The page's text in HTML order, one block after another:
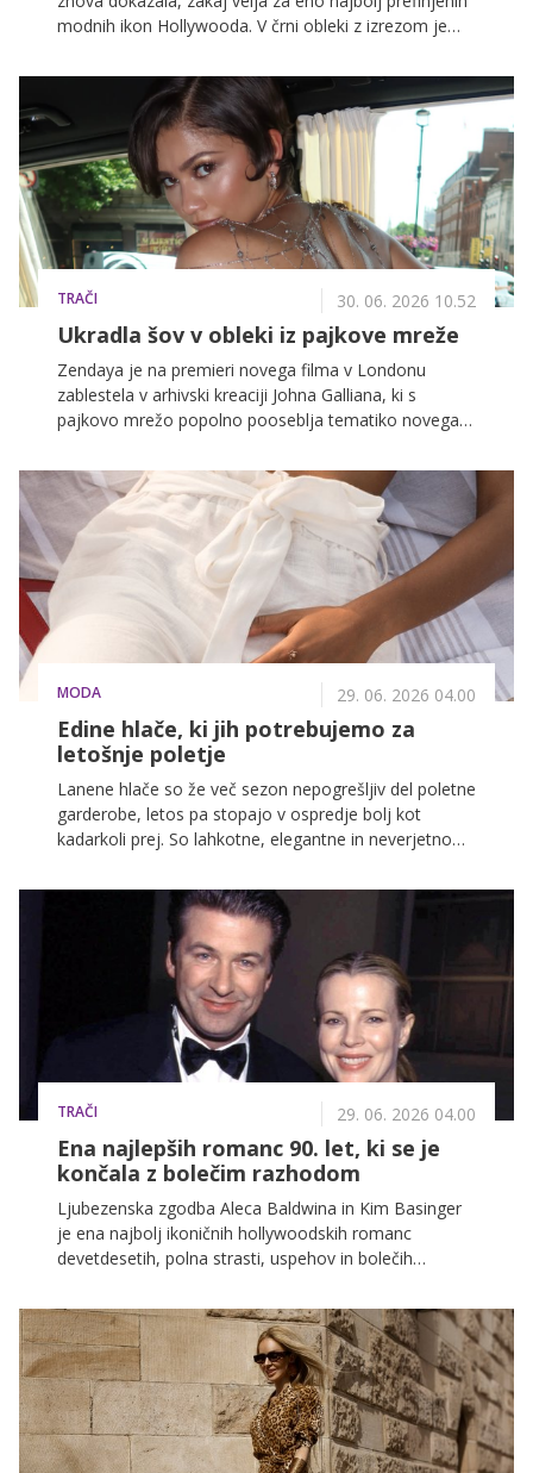
modnih ikon Hollywooda. V črni obleki z izrezom je
elegance in sodobnega šika.
TRAČI 30. 06. 2026 10.52
Ukradla šov v obleki iz pajkove mreže
Zendaya je na premieri novega filma v Londonu
zablestela v arhivski kreaciji Johna Galliana, ki s
pajkovo mrežo popolno pooseblja tematiko novega
MODA 29. 06. 2026 04.00
Edine hlače, ki jih potrebujemo za
letošnje poletje
Lanene hlače so že več sezon nepogrešljiv del poletne
garderobe, letos pa stopajo v ospredje bolj kot
kadarkoli prej. So lahkotne, elegantne in neverjetno
želimo biti videti urejeno, a se hkrati počutiti
TRAČI 29. 06. 2026 04.00
Ena najlepših romanc 90. let, ki se je
končala z bolečim razhodom
Ljubezenska zgodba Aleca Baldwina in Kim Basinger
je ena najbolj ikoničnih hollywoodskih romanc
devetdesetih, polna strasti, uspehov in bolečih
skupna preteklost ostaja ena najbolj komentiranih
zgodb v svetu slavnih.